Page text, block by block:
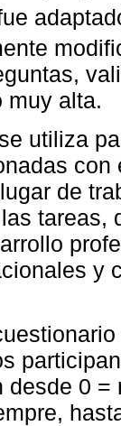
muy alta.
utiliza
de
tareas,
y
desde 0